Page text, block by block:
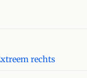
rechts